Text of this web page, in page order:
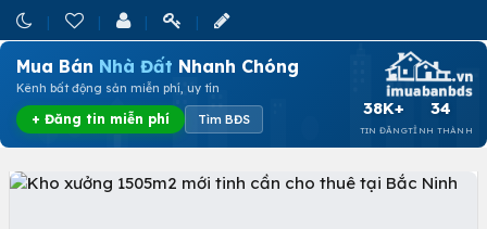
Mua Bán Nhà Đất Nhanh Chóng
Kênh bất động sản miễn phí, uy tín
+ Đăng tin miễn phí Tìm BĐS
38K+
TIN ĐĂNG
34
TỈNH THÀNH